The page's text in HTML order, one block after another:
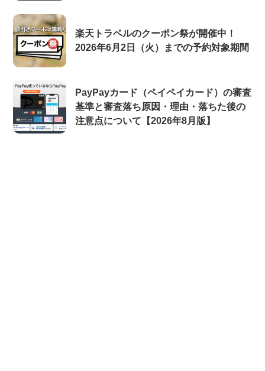
楽天トラベルのクーポン祭が開催中！
2026年6月2日（火）までの予約対象期間
PayPayカード（ペイペイカード）の審査
基準と審査落ち原因・理由・落ちた後の
注意点について【2026年8月版】